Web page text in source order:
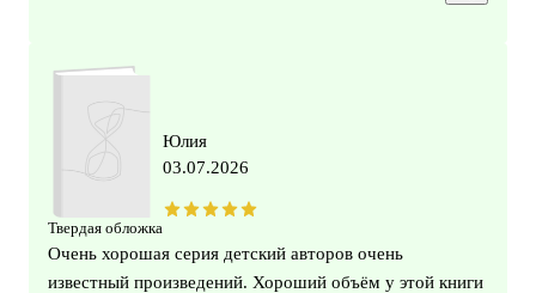
Твердая обложка
Юлия
03.07.2026
Очень хорошая серия детский авторов очень
известный произведений. Хороший объём у этой книги